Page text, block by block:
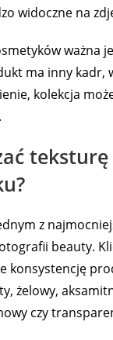
widoczne na
ważna
ma inny kadr,
kolekcja
teksturę
z
beauty.
konsystencję
żelowy,
czy